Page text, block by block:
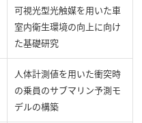
可視光型光触媒を用いた車
室内衛生環境の向上に向け
た基礎研究
人体計測値を用いた衝突時
の乗員のサブマリン予測モ
デルの構築